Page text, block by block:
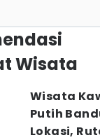
Wisata
Wisata
Putih
Lokasi,